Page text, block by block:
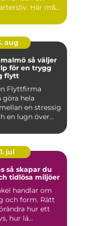
Här m&...
aug
så väljer
för en trygg
flytt
Flyttfirma
göra hela
en stressig
en lugn över...
jul
tidlösa miljöer
handlar om
och form. Rätt
hur ett
hur lä...